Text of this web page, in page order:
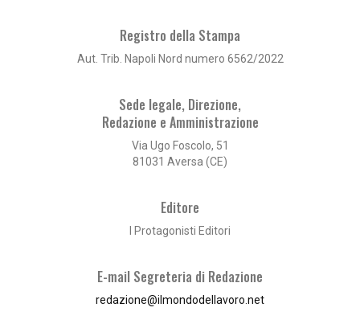
Registro della Stampa
Aut. Trib. Napoli Nord numero 6562/2022
Sede legale, Direzione,
Redazione e Amministrazione
Via Ugo Foscolo, 51
81031 Aversa (CE)
Editore
I Protagonisti Editori
E-mail Segreteria di Redazione
redazione@ilmondodellavoro.net